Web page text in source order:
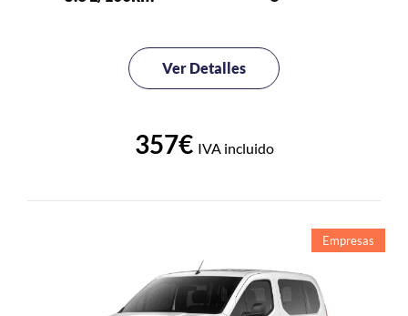
Ver Detalles
357€ IVA incluido
Empresas